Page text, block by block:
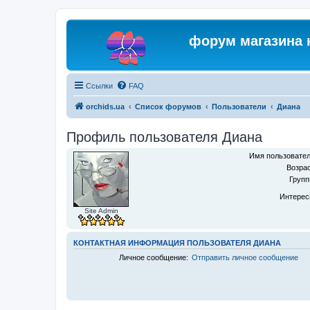
форум магазина
Ссылки FAQ
orchids.ua Список форумов Пользователи Диана
Профиль пользователя Диана
Site Admin
Имя
КОНТАКТНАЯ ИНФОРМАЦИЯ ПОЛЬЗОВАТЕЛЯ ДИАНА
Личное сообщение: Отправить личное сообщение